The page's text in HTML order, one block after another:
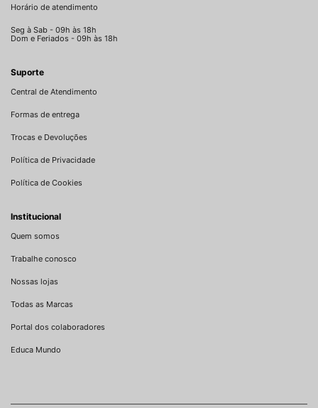
Horário de atendimento
Seg à Sab - 09h às 18h
Dom e Feriados - 09h às 18h
Suporte
Central de Atendimento
Formas de entrega
Trocas e Devoluções
Política de Privacidade
Política de Cookies
Institucional
Quem somos
Trabalhe conosco
Nossas lojas
Todas as Marcas
Portal dos colaboradores
Educa Mundo